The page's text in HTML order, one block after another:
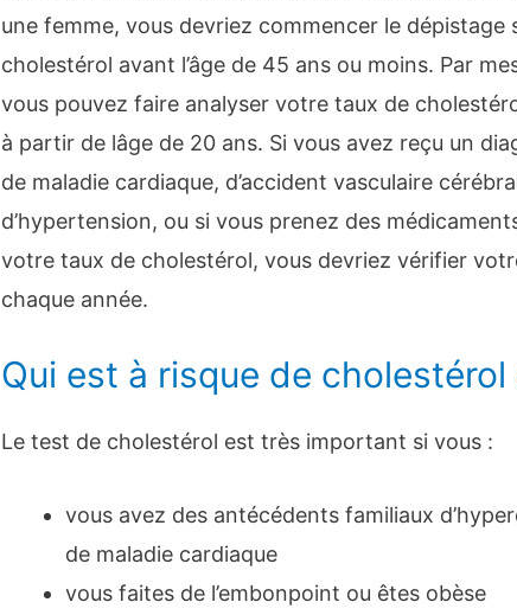
une femme, vous devriez commencer le dépistage
cholestérol avant l’âge de 45 ans ou moins. Par
vous pouvez faire analyser votre taux de
à partir de lâge de 20 ans. Si vous avez reçu un
de maladie cardiaque, d’accident vasculaire
d’hypertension, ou si vous prenez des
votre taux de cholestérol, vous devriez vérifier
chaque année.
Qui est à risque de cholestérol
Le test de cholestérol est très important si vous :
vous avez des antécédents familiaux
de maladie cardiaque
vous faites de l’embonpoint ou êtes obèse